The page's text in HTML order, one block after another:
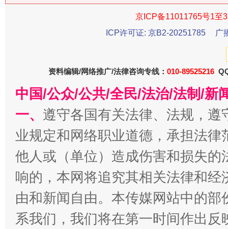
魏明
“刷贴”乱象丛生
京ICP备11011765号1至
ICP许可证: 京B2-20251785
广
资料编辑/网络推广/法律咨询专线： 010-89525216
中国/公众/公共/全民/法治/法制/新
一、 遵守各国有关法律、法规，
业规定和网络职业道德，承担法
他人或（单位）造成伤害和损失
响的，本网将追究其相关法律和
由和新闻自由。本传媒网站中的
系我们，我们将在第一时间作出